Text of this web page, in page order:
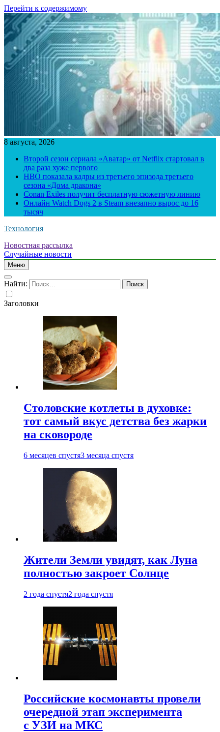
Перейти к содержимому
8 августа, 2026
Второй сезон сериала «Аватар» от Netflix стартовал в
два раза хуже первого
HBO показала кадры из третьего эпизода третьего
сезона «Дома дракона»
Conan Exiles получит бесплатную сюжетную линию
Онлайн Watch Dogs 2 в Steam внезапно вырос до 16
тысяч
Технология
Новостная рассылка
Случайные новости
Меню
Найти:
Заголовки
Столовские котлеты в духовке:
тот самый вкус детства без жарки
на сковороде
6 месяцев спустя3 месяца спустя
Жители Земли увидят, как Луна
полностью закроет Солнце
2 года спустя2 года спустя
Российские космонавты провели
очередной этап эксперимента
с УЗИ на МКС